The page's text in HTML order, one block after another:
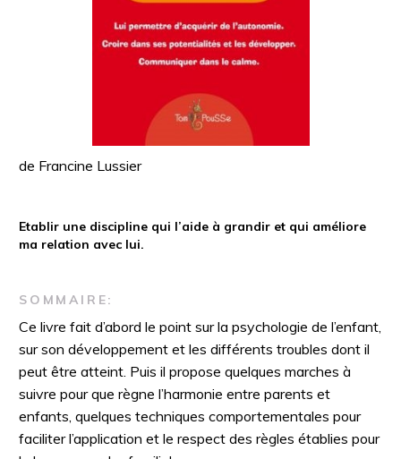
de Francine Lussier
Etablir une discipline qui l’aide à grandir et qui améliore
ma relation avec lui.
SOMMAIRE:
Ce livre fait d’abord le point sur la psychologie de l’enfant,
sur son développement et les différents troubles dont il
peut être atteint. Puis il propose quelques marches à
suivre pour que règne l’harmonie entre parents et
enfants, quelques techniques comportementales pour
faciliter l’application et le respect des règles établies pour